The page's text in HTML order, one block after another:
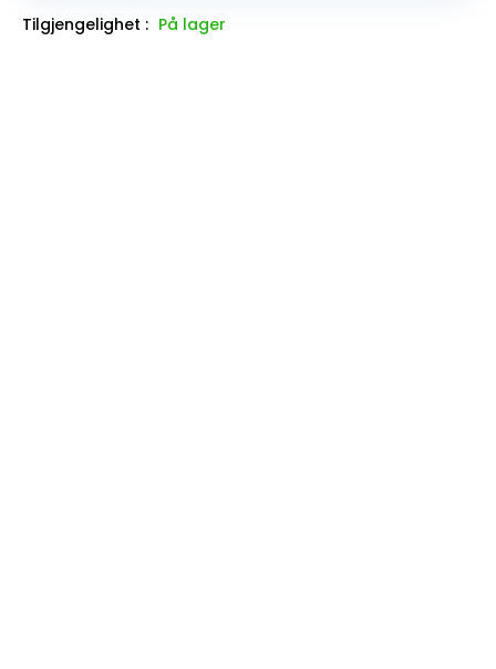
Tilgjengelighet : På lager